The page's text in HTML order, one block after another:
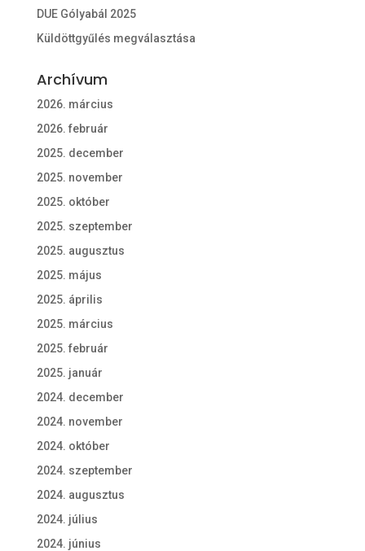
DUE Gólyabál 2025
Küldöttgyűlés megválasztása
Archívum
2026. március
2026. február
2025. december
2025. november
2025. október
2025. szeptember
2025. augusztus
2025. május
2025. április
2025. március
2025. február
2025. január
2024. december
2024. november
2024. október
2024. szeptember
2024. augusztus
2024. július
2024. június